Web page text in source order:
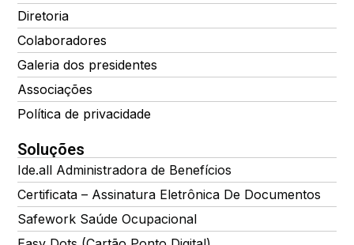
Diretoria
Colaboradores
Galeria dos presidentes
Associações
Política de privacidade
Soluções
Ide.all Administradora de Benefícios
Certificata – Assinatura Eletrônica De Documentos
Safework Saúde Ocupacional